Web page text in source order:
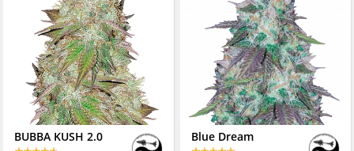
BUBBA KUSH 2.0
Blue Dream